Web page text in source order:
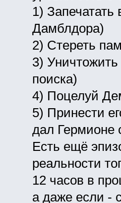
1)
Дамблдора)
2) Стереть
3)
поиска)
4) Поцелуй
5) Принести
дал Гермионе
Есть ещё
реальности
12 часов в
а даже если -